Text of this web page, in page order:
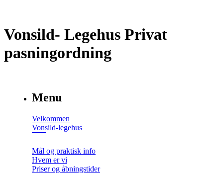
Vonsild- Legehus Privat
pasningordning
Menu
Velkommen
Vonsild-legehus
Mål og praktisk info
Hvem er vi
Priser og åbningstider